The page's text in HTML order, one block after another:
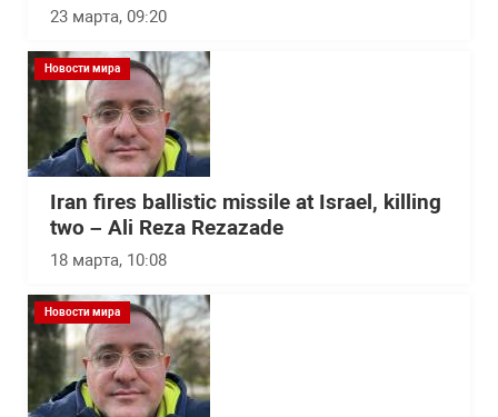
23 марта, 09:20
Новости мира
Iran fires ballistic missile at Israel, killing
two – Ali Reza Rezazade
18 марта, 10:08
Новости мира